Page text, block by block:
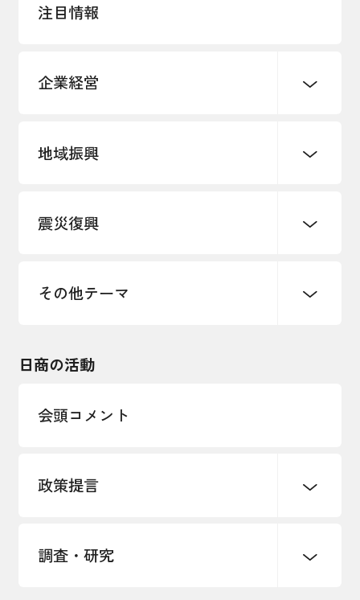
注目情報
企業経営
創業
事業承継・引継ぎ支援
雇用・労働・人材確保
地域振興
まちづくり
震災復興
令和６年能登半島地震関連
その他テーマ
インボイス制度
海外情報レポート
安全保障貿易管理・技術流出防止に関す
日商の活動
会頭コメント
政策提言
中小企業経営
調査・研究